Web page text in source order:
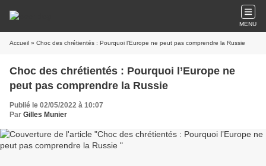
MENU
Accueil » Choc des chrétientés : Pourquoi l’Europe ne peut pas comprendre la Russie
Choc des chrétientés : Pourquoi l’Europe ne
peut pas comprendre la Russie
Publié le 02/05/2022 à 10:07
Par Gilles Munier